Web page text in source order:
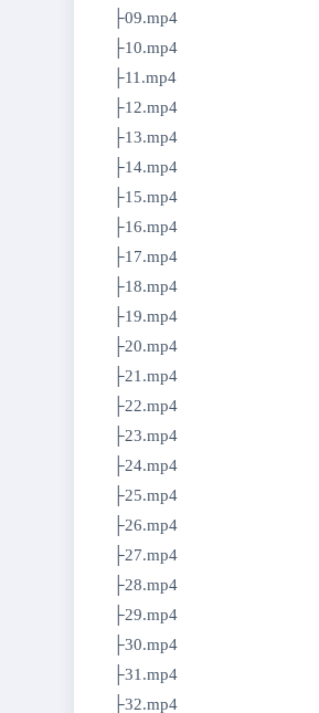
├09.mp4
├10.mp4
├11.mp4
├12.mp4
├13.mp4
├14.mp4
├15.mp4
├16.mp4
├17.mp4
├18.mp4
├19.mp4
├20.mp4
├21.mp4
├22.mp4
├23.mp4
├24.mp4
├25.mp4
├26.mp4
├27.mp4
├28.mp4
├29.mp4
├30.mp4
├31.mp4
├32.mp4